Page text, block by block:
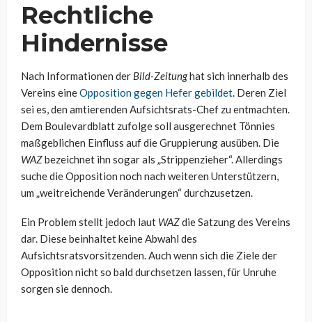
Rechtliche
Hindernisse
Nach Informationen der Bild-Zeitunghat sich innerhalb des
Vereins eineOpposition gegen Hefer gebildet. Deren Ziel
sei es, den amtierenden Aufsichtsrats-Chef zu entmachten.
Dem Boulevardblatt zufolge soll ausgerechnet Tönnies
maßgeblichen Einfluss auf die Gruppierung ausüben. Die
WAZbezeichnet ihn sogar als „Strippenzieher“. Allerdings
suche die Opposition noch nach weiteren Unterstützern,
um „weitreichende Veränderungen“ durchzusetzen.
Ein Problem stellt jedoch laut WAZdie Satzung des Vereins
dar. Diese beinhaltet keine Abwahl des
Aufsichtsratsvorsitzenden. Auch wenn sich die Ziele der
Opposition nicht so bald durchsetzen lassen, für Unruhe
sorgen sie dennoch.